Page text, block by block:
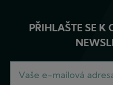
PŘIHLAŠTE SE K